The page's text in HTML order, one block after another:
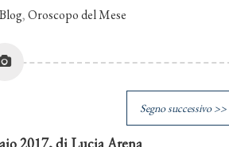
Blog,Oroscopo del Mese
Segno successivo >>